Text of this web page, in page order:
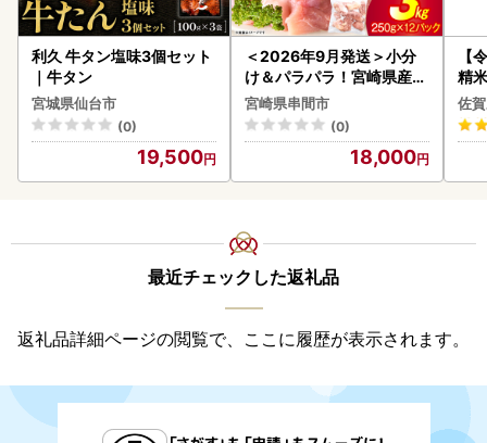
利久 牛タン塩味3個セット
｜牛タン
宮城県仙台市
(0)
19,500
＜2026年9月発送＞小分
け＆パラパラ！宮崎県産鶏
ももカット合計3kg_K043
-009-2609
宮崎県串間市
(0)
18,000
【
精
佐
最近チェックした返礼品
返礼品詳細ページの閲覧で、ここに履歴が表示されます。